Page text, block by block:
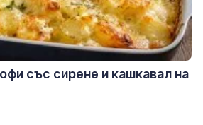
със сирене и кашкавал на